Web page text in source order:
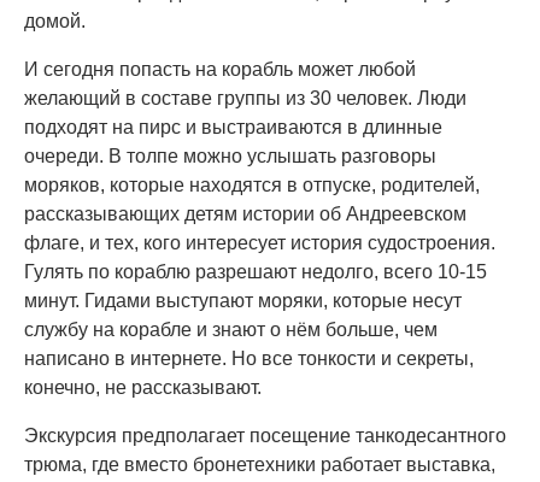
домой.
И сегодня попасть на корабль может любой
желающий в составе группы из 30 человек. Люди
подходят на пирс и выстраиваются в длинные
очереди. В толпе можно услышать разговоры
моряков, которые находятся в отпуске, родителей,
рассказывающих детям истории об Андреевском
флаге, и тех, кого интересует история судостроения.
Гулять по кораблю разрешают недолго, всего 10-15
минут. Гидами выступают моряки, которые несут
службу на корабле и знают о нём больше, чем
написано в интернете. Но все тонкости и секреты,
конечно, не рассказывают.
Экскурсия предполагает посещение танкодесантного
трюма, где вместо бронетехники работает выставка,